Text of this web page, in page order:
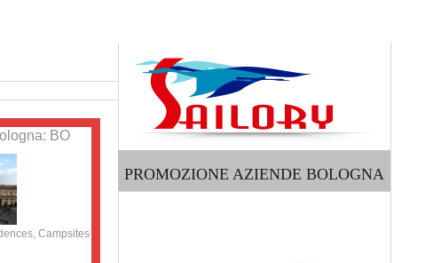
BO
Campsites
PROMOZIONE AZIENDE BOLOGNA